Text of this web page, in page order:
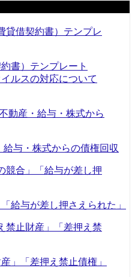
書）テンプレート
ルスの対応について
与・株式からの債権回収
給与が差し押さえられた」
」「差押え禁止債権」